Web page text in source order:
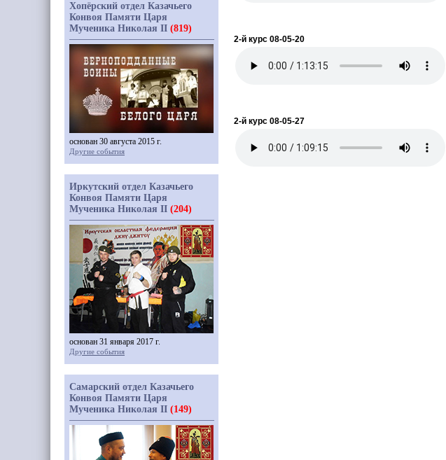
2-й курс 08-05-20
2-й курс 08-05-27
Хопёрский отдел Казачьего
Конвоя Памяти Царя
Мученика Николая II (819)
основан 30 августа 2015 г.
Другие события
Иркутский отдел Казачьего
Конвоя Памяти Царя
Мученика Николая II (204)
основан 31 января 2017 г.
Другие события
Самарский отдел Казачьего
Конвоя Памяти Царя
Мученика Николая II (149)